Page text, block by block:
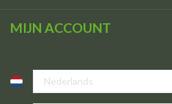
MIJN ACCOUNT